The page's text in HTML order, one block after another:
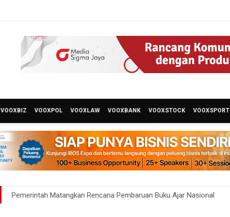
VOOXBIZ VOOXPOL VOOXLAW VOOXBANK VOOXSTOCK VOOXSPORT
Pemerintah Matangkan Rencana Pembaruan Buku Ajar Nasional